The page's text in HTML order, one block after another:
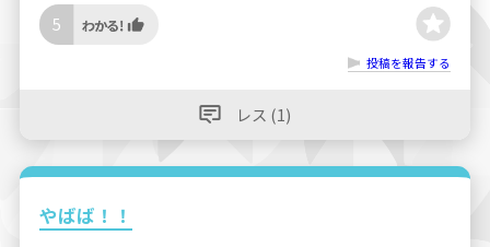
5
投稿を報告する
レス (1)
やばば！！